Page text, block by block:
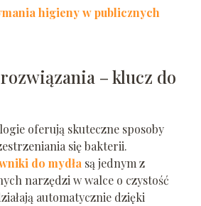
higieny w publicznych
– klucz do
oferują skuteczne sposoby
się bakterii.
do mydłasą jednym z
narzędzi w walce o czystość
automatycznie dzięki